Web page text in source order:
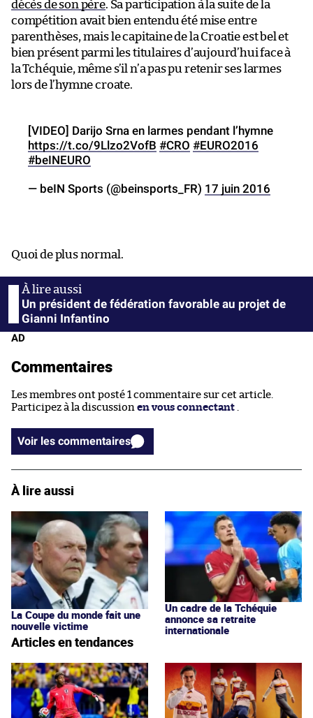
décès de son père. Sa participation à la suite de la
compétition avait bien entendu été mise entre
parenthèses, mais le capitaine de la Croatie est bel et
bien présent parmi les titulaires d’aujourd’hui face à
la Tchéquie, même s’il n’a pas pu retenir ses larmes
lors de l’hymne croate.
[VIDEO] Darijo Srna en larmes pendant l’hymne
https://t.co/9Llzo2VofB #CRO #EURO2016
#beINEURO
— beIN Sports (@beinsports_FR) 17 juin 2016
Quoi de plus normal.
Un président de fédération favorable au projet de
Gianni Infantino
AD
Commentaires
Les membres ont posté 1 commentaire sur cet article.
Participez à la discussion en vous connectant .
Voir les commentaires
À lire aussi
La Coupe du monde fait une
nouvelle victime
Un cadre de la Tchéquie
annonce sa retraite
internationale
Articles en tendances